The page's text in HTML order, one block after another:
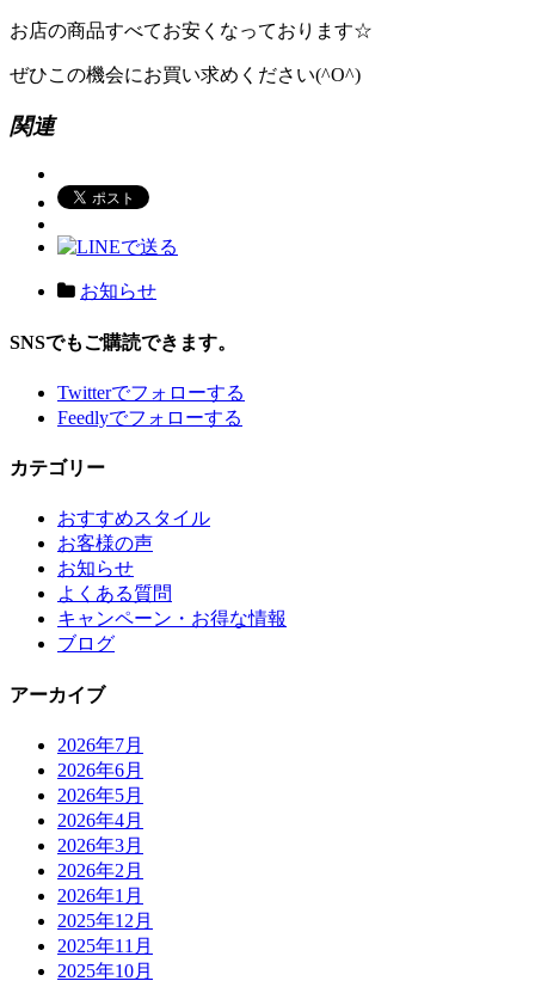
お店の商品すべてお安くなっております☆
ぜひこの機会にお買い求めください(^O^)
関連
お知らせ
SNSでもご購読できます。
Twitterでフォローする
Feedlyでフォローする
カテゴリー
おすすめスタイル
お客様の声
お知らせ
よくある質問
キャンペーン・お得な情報
ブログ
アーカイブ
2026年7月
2026年6月
2026年5月
2026年4月
2026年3月
2026年2月
2026年1月
2025年12月
2025年11月
2025年10月